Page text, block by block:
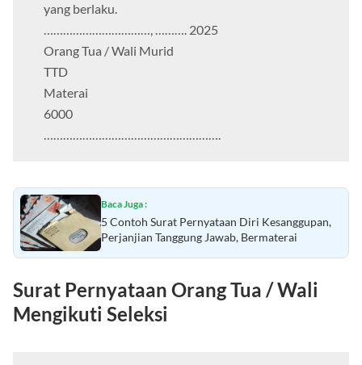
yang berlaku.
……………………………, ………. 2025
Orang Tua / Wali Murid
TTD
Materai
6000
……………………………………………….
Baca Juga :
5 Contoh Surat Pernyataan Diri Kesanggupan,
Perjanjian Tanggung Jawab, Bermaterai
Surat Pernyataan Orang Tua / Wali
Mengikuti Seleksi